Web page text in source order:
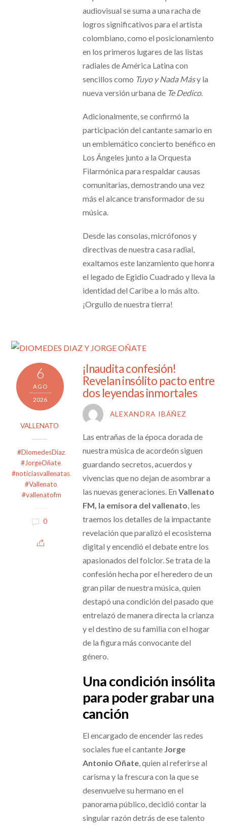
audiovisual se suma a una racha de
logros significativos para el artista
colombiano, como el posicionamiento
en los primeros lugares de las listas
radiales de América Latina con
sencillos como Tuyo y Nada Másy la
nueva versión urbana de Te Dedico.
Adicionalmente, se confirmó la
participación del cantante samario en
un emblemático concierto benéfico en
Los Ángeles junto a la Orquesta
Filarmónica para respaldar causas
comunitarias, demostrando una vez
más el alcance transformador de su
música.
Desde las consolas, micrófonos y
directivas de nuestra casa radial,
exaltamos este lanzamiento que honra
el legado de Egidio Cuadrado y lleva la
identidad del Caribe a lo más alto.
¡Orgullo de nuestra tierra!
6
AGO
2026
VALLENATO
#DiomedesDiaz,
#JorgeOñate,
#noticiasvallenatas,
#Vallenato,
#vallenatofm
0
¡Inaudita confesión!
Revelan insólito pacto entre
dos leyendas inmortales
ALEXANDRA IBÁÑEZ
Las entrañas de la época dorada de
nuestra música de acordeón siguen
guardando secretos, acuerdos y
vivencias que no dejan de asombrar a
las nuevas generaciones. En Vallenato
FM, la emisora del vallenato, les
traemos los detalles de la impactante
revelación que paralizó el ecosistema
digital y encendió el debate entre los
apasionados del folclor. Se trata de la
confesión hecha por el heredero de un
gran pilar de nuestra música, quien
destapó una condición del pasado que
entrelazó de manera directa la crianza
y el destino de su familia con el hogar
de la figura más convocante del
género.
Una condición insólita
para poder grabar una
canción
El encargado de encender las redes
sociales fue el cantante Jorge
Antonio Oñate, quien al referirse al
carisma y la frescura con la que se
desenvuelve su hermano en el
panorama público, decidió contar la
singular razón detrás de ese talento